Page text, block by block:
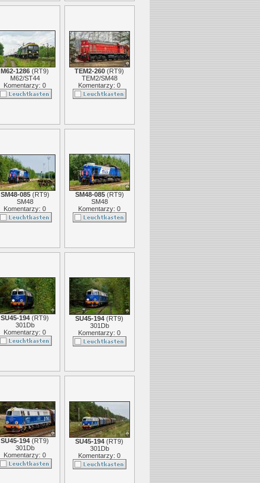
M62-1286 (RT9)
M62/ST44
Komentarzy: 0
TEM2-260 (RT9)
TEM2/SM48
Komentarzy: 0
SM48-085(RT9)
SM48
Komentarzy: 0
SM48-085(RT9)
SM48
Komentarzy: 0
SU45-194 (RT9)
301Db
Komentarzy: 0
SU45-194 (RT9)
301Db
Komentarzy: 0
SU45-194 (RT9)
301Db
Komentarzy: 0
SU45-194 (RT9)
301Db
Komentarzy: 0